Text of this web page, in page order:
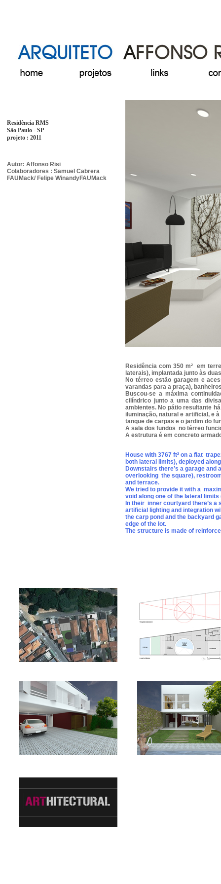
Residência RMS
São Paulo - SP
projeto : 2011
Autor: Affonso Risi
Colaboradores : Samuel Cabrera
FAUMack/ Felipe WinandyFAUMack
Residência com 350 m² em
laterais), implantada junto às
No térreo estão garagem e
varandas para a praça),
Buscou-se a máxima
cilíndrico junto a uma das
ambientes. No pátio resultante
iluminação, natural e artificial, e
tanque de carpas e o jardim do
A sala dos fundos no térreo
A estrutura é em concreto
House with 3767 ft² on a flat
both lateral limits), deployed
Downstairs there’s a garage
overlooking the square),
and terrace.
We tried to provide it with a
void along one of the lateral
In their inner courtyard there’s
artificial lighting and integration
the carp pond and the backyard
edge of the lot.
The structure is made of